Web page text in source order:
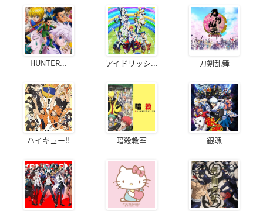
HUNTER... アイドリッシ... 刀剣乱舞
ハイキュー!! 暗殺教室 銀魂